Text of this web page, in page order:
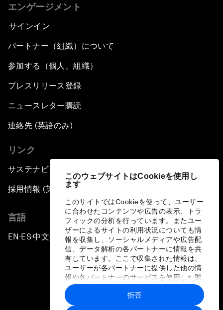
このウェブサイトはCookieを使用し
ます
このサイトではCookieを使って、ユーザー
に合わせたコンテンツや広告の表示、トラ
フィックの分析を行っています。またユー
ザーによるサイトの利用状況についても情
報を収集し、ソーシャルメディアや広告配
信、データ解析の各パートナーに情報を共
有しています。ここで収集された情報は、
ユーザーが各パートナーに提供した他の情
報や各パートナーのサービスを使用した際
に収集された情報と組み合わされ、各パー
トナーによって使用されることがありま
す。
拒否
エンゲージメント
サインイン
パートナー（組織）について
参加する（個人、組織）
プレスリリース登録
ニュースレター購読
連絡先 (英語のみ)
リンク
サステナビリティへの取り組み
採用情報 (英語のみ)
言語
EN ▪ES▪中文▪ 日本語
プライバシーポリシーと利用規約